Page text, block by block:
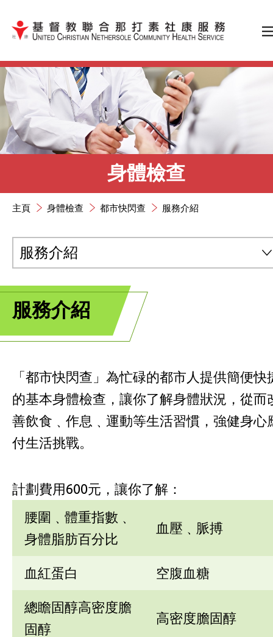
跳到內容（按輸入鍵）
身體檢查
主頁 身體檢查 都市快閃查 服務介紹
服務介紹
服務介紹
「都市快閃查」為忙碌的都市人提供簡便快
的基本身體檢查，讓你了解身體狀況，從而
善飲食﹑作息﹑運動等生活習慣，強健身心
付生活挑戰。
計劃費用600元，讓你了解：
腰圍﹑體重指數﹑
身體脂肪百分比
血壓﹑脈搏
血紅蛋白 空腹血糖
總瞻固醇高密度膽
固醇
高密度膽固醇